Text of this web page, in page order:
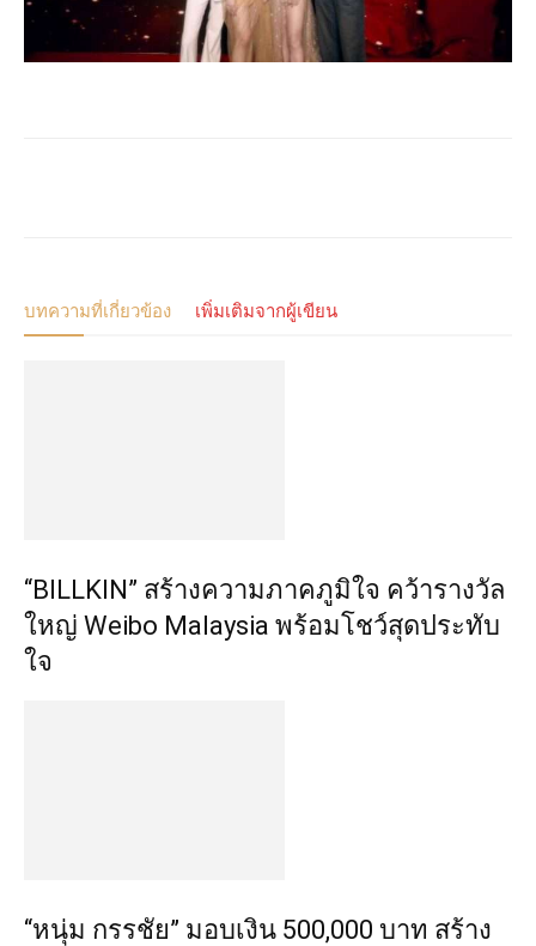
บทความที่เกี่ยวข้อง เพิ่มเติมจากผู้เขียน
“BILLKIN” สร้างความภาคภูมิใจ คว้ารางวัล
ใหญ่ Weibo Malaysia พร้อมโชว์สุดประทับ
ใจ
“หนุ่ม กรรชัย” มอบเงิน 500,000 บาท สร้าง